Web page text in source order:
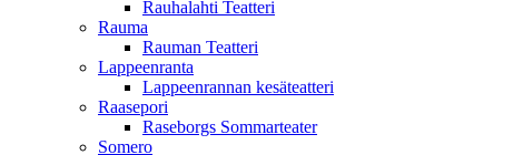
Rauhalahti Teatteri
Rauma
Rauman Teatteri
Lappeenranta
Lappeenrannan kesäteatteri
Raasepori
Raseborgs Sommarteater
Somero